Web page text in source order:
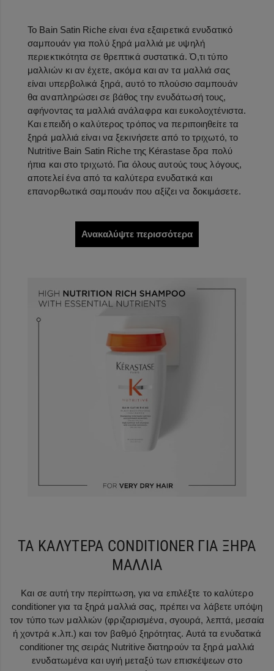
Το Bain Satin Riche είναι ένα εξαιρετικά ενυδατικό
σαμπουάν για πολύ ξηρά μαλλιά με υψηλή
περιεκτικότητα σε θρεπτικά συστατικά. Ό,τι τύπο
μαλλιών κι αν έχετε, ακόμα και αν τα μαλλιά σας
είναι υπερβολικά ξηρά, αυτό το πλούσιο σαμπουάν
θα αναπληρώσει σε βάθος την ενυδάτωσή τους,
αφήνοντας τα μαλλιά ανάλαφρα και ευκολοχτένιστα.
Και επειδή ο καλύτερος τρόπος να περιποιηθείτε τα
ξηρά μαλλιά είναι να ξεκινήσετε από το τριχωτό, το
Nutritive Bain Satin Riche της Kérastase δρα πολύ
ήπια και στο τριχωτό. Για όλους αυτούς τους λόγους,
αποτελεί ένα από τα καλύτερα ενυδατικά και
επανορθωτικά σαμπουάν που αξίζει να δοκιμάσετε.
Ανακαλύψτε περισσότερα
ΤΑ ΚΑΛΥΤΕΡΑ CONDITIONER ΓΙΑ ΞΗΡΑ
ΜΑΛΛΙΑ
Και σε αυτή την περίπτωση, για να επιλέξτε το καλύτερο
conditioner για τα ξηρά μαλλιά σας, πρέπει να λάβετε υπόψη
τον τύπο των μαλλιών (φριζαρισμένα, σγουρά, λεπτά, μεσαία
ή χοντρά κ.λπ.) και τον βαθμό ξηρότητας. Αυτά τα ενυδατικά
conditioner της σειράς Nutritive διατηρούν τα ξηρά μαλλιά
ενυδατωμένα και υγιή μεταξύ των επισκέψεων στο